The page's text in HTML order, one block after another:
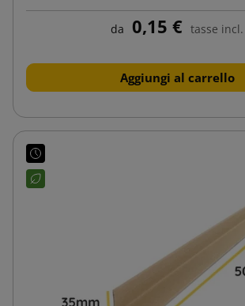
da 0,15 € tasse incl.
Aggiungi al carrello